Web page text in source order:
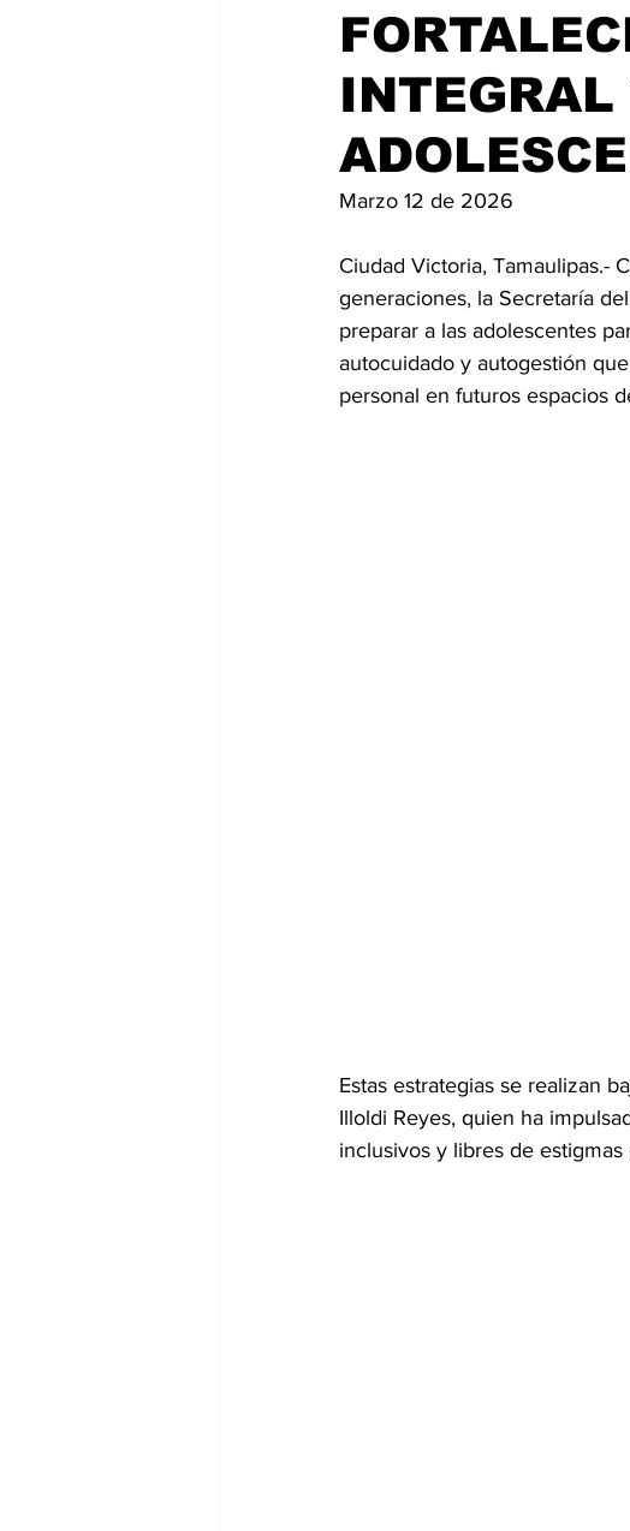
Marzo 12 de 2026
Ciudad Victoria, Tamaulipas.-
generaciones, la Secretaría
preparar a las adolescentes
autocuidado y autogestión
personal en futuros espacios
Estas estrategias se realizan
Illoldi Reyes, quien ha
inclusivos y libres de